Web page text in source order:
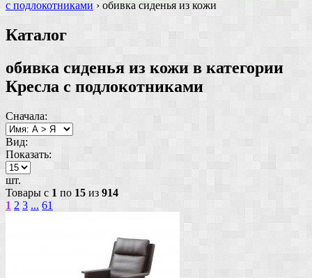
с подлокотниками › обивка сиденья из кожи
Каталог
обивка сиденья из кожи в категории
Кресла с подлокотниками
Сначала:
Вид:
Показать:
шт.
Товары с 1 по 15 из 914
1 2 3 ... 61